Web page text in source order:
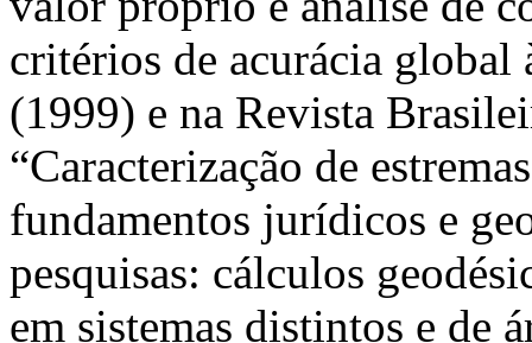
critérios de acurácia global
(1999) e na Revista
“Caracterização de
fundamentos jurídicos e
pesquisas: cálculos
em sistemas distintos e de